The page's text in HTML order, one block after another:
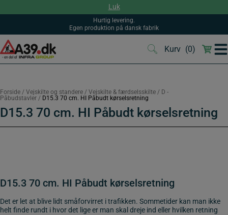
Luk
Hurtig levering.
Egen produktion på dansk fabrik
Kurv (0)
(0)
Forside / Vejskilte og standere / Vejskilte & færdselsskilte / D -
Påbudstavler / D15.3 70 cm. HI Påbudt kørselsretning
D15.3 70 cm. HI Påbudt kørselsretning
D15.3 70 cm. HI Påbudt kørselsretning
Det er let at blive lidt småforvirret i trafikken. Sommetider kan man ikke
helt finde rundt i hvor det lige er man skal dreje ind eller hvilken retning